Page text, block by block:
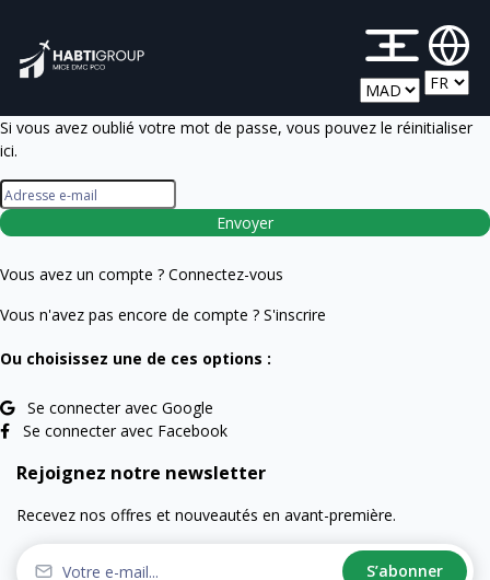
Si vous avez oublié votre mot de passe, vous pouvez le réinitialiser
ici.
Envoyer
Vous avez un compte ? Connectez-vous
Vous n'avez pas encore de compte ? S'inscrire
Ou choisissez une de ces options :
Se connecter avec Google
Se connecter avec Facebook
Rejoignez notre newsletter
Recevez nos offres et nouveautés en avant-première.
S’abonner